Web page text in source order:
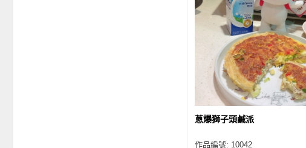
蔥爆獅子頭鹹派
作品編號: 10042